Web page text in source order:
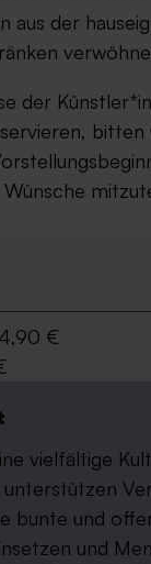
aus der
der
bitten
€
vielfältige
unterstützen
bunte und
und